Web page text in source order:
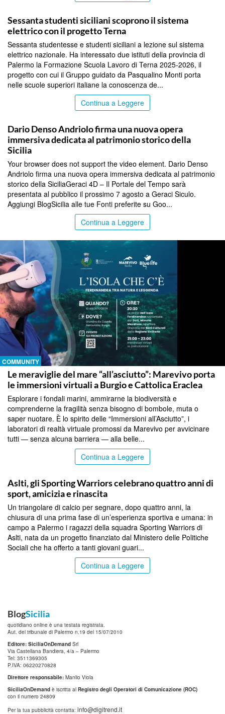
Sessanta studenti siciliani scoprono il sistema
elettrico con il progetto Terna
Sessanta studentesse e studenti siciliani a lezione sul sistema
elettrico nazionale. Ha interessato due istituti della provincia di
Palermo la Formazione Scuola Lavoro di Terna 2025-2026, il
progetto con cui il Gruppo guidato da Pasqualino Monti porta
nelle scuole superiori italiane la conoscenza de...
Continua a Leggere
Dario Denso Andriolo firma una nuova opera
immersiva dedicata al patrimonio storico della
Sicilia
Your browser does not support the video element. Dario Denso
Andriolo firma una nuova opera immersiva dedicata al patrimonio
storico della SiciliaGeraci 4D – Il Portale del Tempo sarà
presentata al pubblico il prossimo 7 agosto a Geraci Siculo.
Aggiungi BlogSicilia alle tue Fonti preferite su Goo...
Continua a Leggere
COMMUNITY
Le meraviglie del mare “all’asciutto”: Marevivo porta
le immersioni virtuali a Burgio e Cattolica Eraclea
Esplorare i fondali marini, ammirarne la biodiversità e
comprenderne la fragilità senza bisogno di bombole, muta o
saper nuotare. È lo spirito delle “Immersioni all’Asciutto”, i
laboratori di realtà virtuale promossi da Marevivo per avvicinare
tutti — senza alcuna barriera — alla belle...
Continua a Leggere
Aslti, gli Sporting Warriors celebrano quattro anni di
sport, amicizia e rinascita
Un triangolare di calcio per segnare, dopo quattro anni, la
chiusura di una prima fase di un’esperienza sportiva e umana: in
campo a Palermo i ragazzi della squadra Sporting Warriors di
Aslti, nata da un progetto finanziato dal Ministero delle Politiche
Sociali che ha offerto a tanti giovani guari...
Continua a Leggere
BlogSicilia
quotidiano online è una testata registrata.
Aut. del tribunale di Palermo n.19 del 15/07/2010
Editore: SiciliaOnDemand Srl
Via Castellana Bandiera, 4/a – Palermo
Tel: 3511369305
P.IVA: 06220270828
Direttore responsabile: Manlio Viola
SiciliaOnDemand è iscritta al Registro degli Operatori di Comunicazione (ROC)
con il numero 24809
Per la tua pubblicità contatta: info@digitrend.it